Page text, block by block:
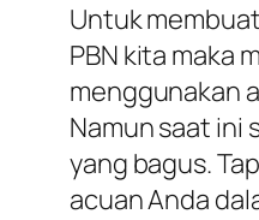
Untuk
PBN kita maka
menggunakan
Namun saat ini
yang bagus.
acuan Anda